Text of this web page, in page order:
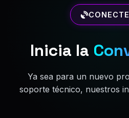
Inicia la
Ya sea para un nuevo
soporte técnico, nuestros